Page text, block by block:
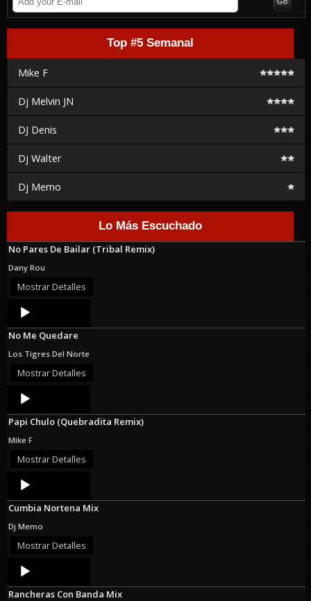
Top #5 Semanal
Mike F
Dj Melvin JN
DJ Denis
Dj Walter
Dj Memo
Lo Más Escuchado
No Pares De Bailar (Tribal Remix)
Dany Rou
Mostrar Detalles
Audio
Player
No Me Quedare
Los Tigres Del Norte
Mostrar Detalles
Audio
Player
Papi Chulo (Quebradita Remix)
Mike F
Mostrar Detalles
Audio
Player
Cumbia Nortena Mix
Dj Memo
Mostrar Detalles
Audio
Player
Rancheras Con Banda Mix